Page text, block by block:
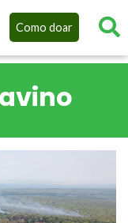
Como doar